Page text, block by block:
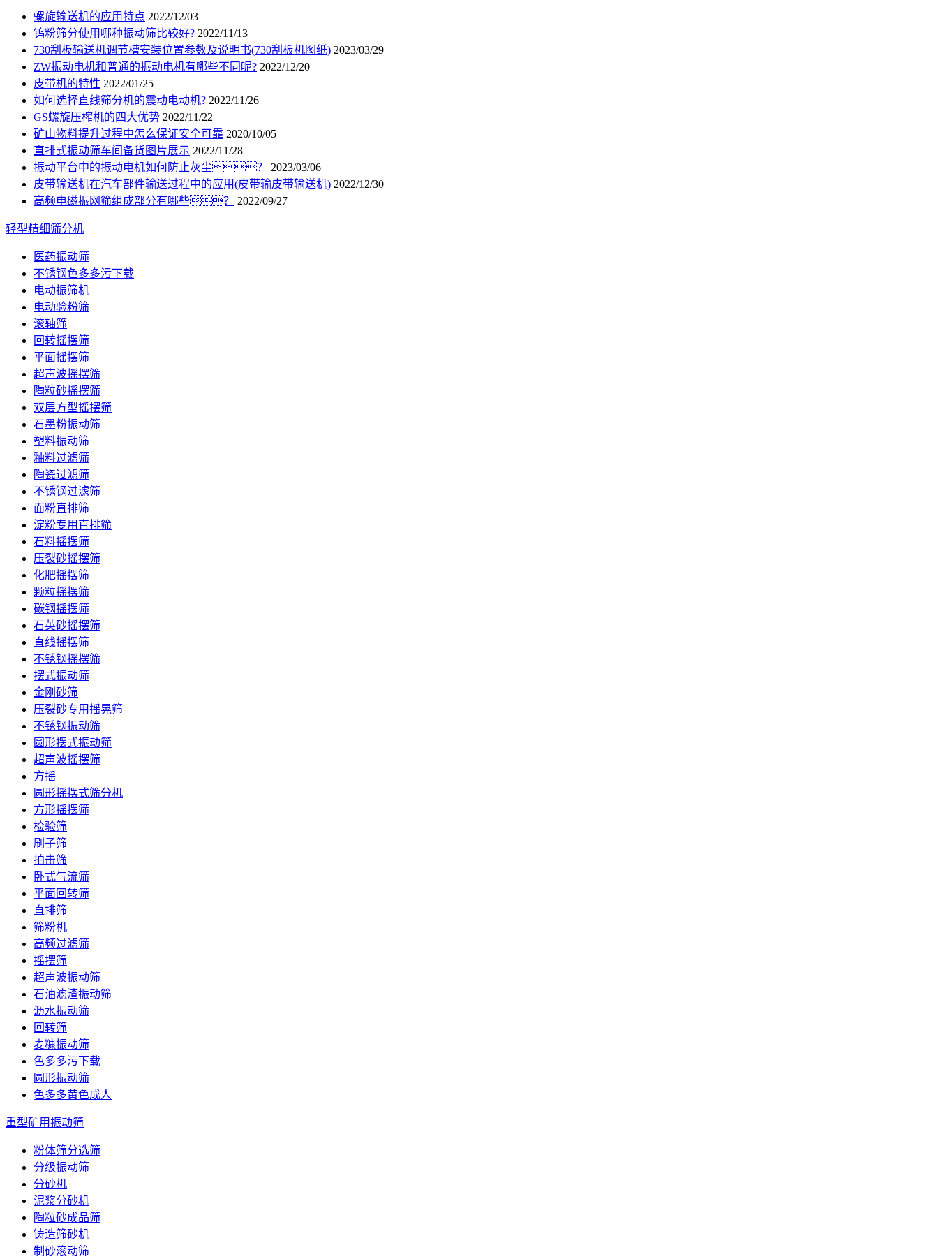
螺旋输送机的应用特点 2022/12/03
钨粉筛分使用哪种振动筛比较好? 2022/11/13
730刮板输送机调节槽安装位置参数及说明书(730刮板机图纸) 2023/03/29
ZW振动电机和普通的振动电机有哪些不同呢? 2022/12/20
皮带机的特性 2022/01/25
如何选择直线筛分机的震动电动机? 2022/11/26
GS螺旋压榨机的四大优势 2022/11/22
矿山物料提升过程中怎么保证安全可靠 2020/10/05
直排式振动筛车间备货图片展示 2022/11/28
振动平台中的振动电机如何防止灰尘？
2023/03/06
皮带输送机在汽车部件输送过程中的应用(皮带输皮带输送机) 2022/12/30
高频电磁振网筛组成部分有哪些？
2022/09/27
轻型精细筛分机
医药振动筛
不锈钢色多多污下载
电动振筛机
电动验粉筛
滚轴筛
回转摇摆筛
平面摇摆筛
超声波摇摆筛
陶粒砂摇摆筛
双层方型摇摆筛
石墨粉振动筛
塑料振动筛
釉料过滤筛
陶瓷过滤筛
不锈钢过滤筛
面粉直排筛
淀粉专用直排筛
石料摇摆筛
压裂砂摇摆筛
化肥摇摆筛
颗粒摇摆筛
碳钢摇摆筛
石英砂摇摆筛
直线摇摆筛
不锈钢摇摆筛
摆式振动筛
金刚砂筛
压裂砂专用摇晃筛
不锈钢振动筛
圆形摆式振动筛
超声波摇摆筛
方摇
圆形摇摆式筛分机
方形摇摆筛
检验筛
刷子筛
拍击筛
卧式气流筛
平面回转筛
直排筛
筛粉机
高频过滤筛
摇摆筛
超声波振动筛
石油滤渣振动筛
沥水振动筛
回转筛
麦糠振动筛
色多多污下载
圆形振动筛
色多多黄色成人
重型矿用振动筛
粉体筛分选筛
分级振动筛
分砂机
泥浆分砂机
陶粒砂成品筛
铸造筛砂机
制砂滚动筛